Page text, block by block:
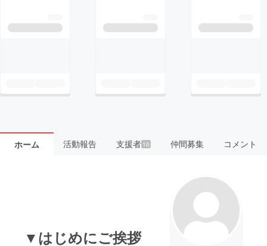
ホーム 活動報告 支援者 10 仲間募集 コメント
▼はじめにご挨拶